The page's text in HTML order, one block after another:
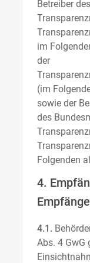
Betreiber
im
der
(im
sowie der
des
Folgenden
4.
4.1.
Abs. 4 GwG